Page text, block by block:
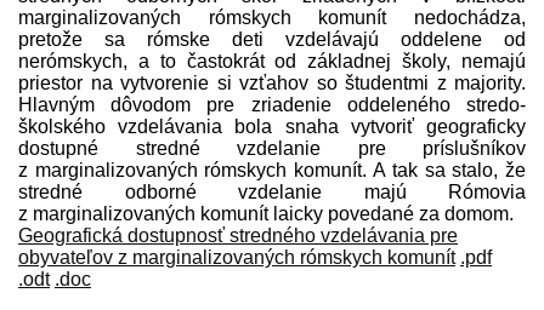
marginalizovaných rómskych komunít nedochádza,
pretože sa rómske deti vzdelávajú oddelene od
nerómskych, a to častokrát od základnej školy, nemajú
priestor na vytvorenie si vzťahov so študentmi z majority.
Hlavným dôvodom pre zriadenie oddeleného stredo­
školského vzdelávania bola snaha vytvoriť geograficky
dostupné stredné vzdelanie pre príslušníkov
z marginalizovaných rómskych komunít. A tak sa stalo, že
stredné odborné vzdelanie majú Rómovia
z marginalizovaných komunít laicky povedané za domom.
Geografická dostupnosť stredného vzdelávania pre
obyvateľov z marginalizovaných rómskych komunít .pdf
.odt .doc